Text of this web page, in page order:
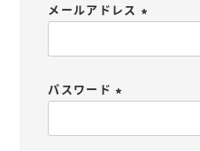
メールアドレス
必
)
パスワード
必